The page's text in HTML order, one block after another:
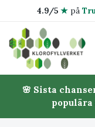
4.9/5 ★på
🌸 Sista